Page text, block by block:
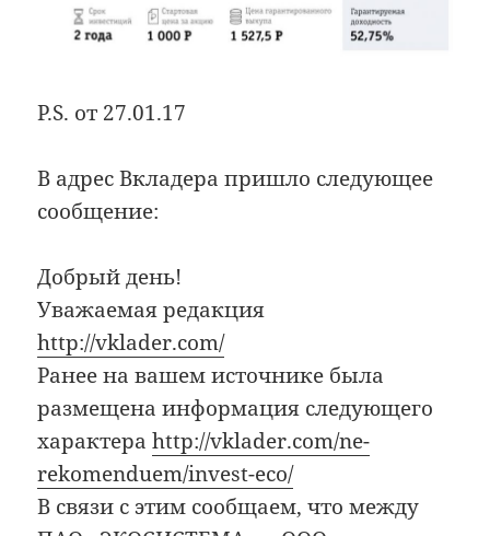
P.S. от 27.01.17
В адрес Вкладера пришло следующее
сообщение:
Добрый день!
Уважаемая редакция
http://vklader.com/
Ранее на вашем источнике была
размещена информация следующего
характераhttp://vklader.com/ne-
rekomenduem/invest-eco/
В связи с этим сообщаем, что между